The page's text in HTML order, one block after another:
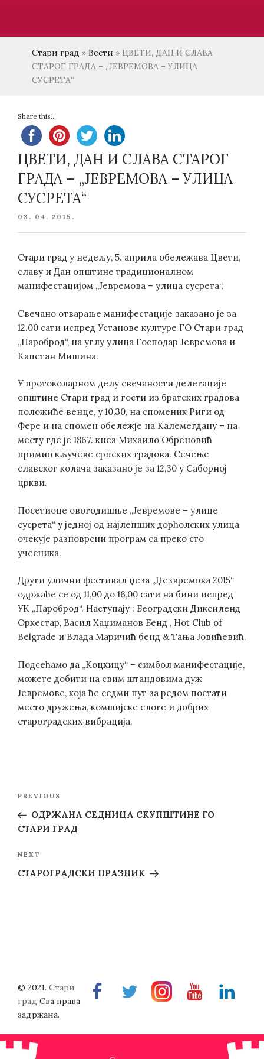
Стари град » Вести » ЦВЕТИ, ДАН И СЛАВА
СТАРОГ ГРАДА – „ЈЕВРЕМОВА – УЛИЦА
СУСРЕТА“
Share this...
ЦВЕТИ, ДАН И СЛАВА СТАРОГ
ГРАДА – „ЈЕВРЕМОВА – УЛИЦА
СУСРЕТА“
POSTED
03. 04. 2015.
Стари град у недељу, 5. априла обележава Цвети,
славу и Дан општине традиционалном
манифестацијом „Јевремова – улица сусрета“.
Свечано отварање манифестације заказано је за
12.00 сати испред Установе културе ГО Стари град
„Пароброд“, на углу улица Господар Јевремова и
Капетан Мишина.
У протоколарном делу свечаности делегације
општине Стари град и гости из братских градова
положиће венце, у 10,30, на споменик Риги од
Фере и на спомен обележје на Калемегдану – на
месту где је 1867. кнез Михаило Обреновић
примио кључеве српских градова. Сечење
славског колача заказано је за 12,30 у Саборној
цркви.
Посетиоце овогодишње „Јевремове – улице
сусрета“ у једној од најлепших дорћолских улица
очекује разноврсни програм са преко сто
учесника.
Други улични фестивал џеза „Џезвремова 2015“
одржаће се од 11,00 до 16,00 сати на бини испред
УК „Пароброд“. Наступају : Београдски Диксиленд
Оркестар, Васил Хаџиманов Бенд , Hot Club of
Belgrade и Влада Маричић бенд & Тања Јовићевић.
Подсећамо да „Коцкицу“ – симбол манифестације,
можете добити на свим штандовима дуж
Јевремове, која ће седми пут за редом постати
место дружења, комшијске слоге и добрих
староградских вибрација.
Previous
Post
PREVIOUS
ОДРЖАНА СЕДНИЦА СКУПШТИНЕ ГО
СТАРИ ГРАД
Next
Post
NEXT
СТАРОГРАДСКИ ПРАЗНИК
FacebookTwitterInstragramYoutubeLinkedin
© 2021. Стари
град Сва права
задржана.